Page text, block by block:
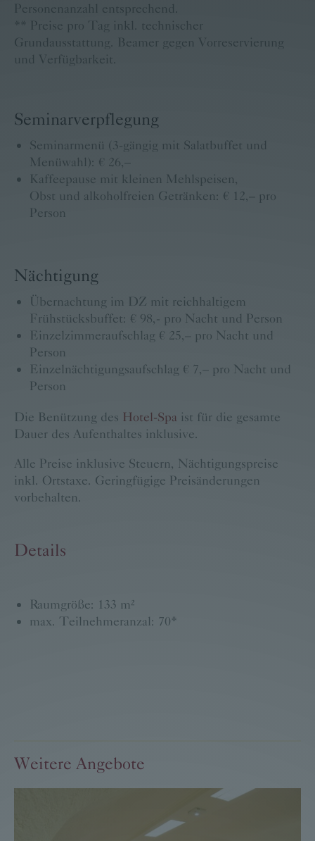
Personenanzahl entsprechend.
** Preise pro Tag inkl. technischer
Grundausstattung. Beamer gegen Vorreservierung
und Verfügbarkeit.
Seminarverpflegung
Seminarmenü (3-gängig mit Salatbuffet und
Menüwahl): € 26,–
Kaffeepause mit kleinen Mehlspeisen,
Obst und alkoholfreien Getränken: € 12,– pro
Person
Nächtigung
Übernachtung im DZ mit reichhaltigem
Frühstücksbuffet: € 98,- pro Nacht und Person
Einzelzimmeraufschlag € 25,– pro Nacht und
Person
Einzelnächtigungsaufschlag € 7,– pro Nacht und
Person
Die Benützung des Hotel-Spa ist für die gesamte
Dauer des Aufenthaltes inklusive.
Alle Preise inklusive Steuern, Nächtigungspreise
inkl. Ortstaxe. Geringfügige Preisänderungen
vorbehalten.
Details
Raumgröße: 133 m²
max. Teilnehmeranzal: 70*
Weitere Angebote